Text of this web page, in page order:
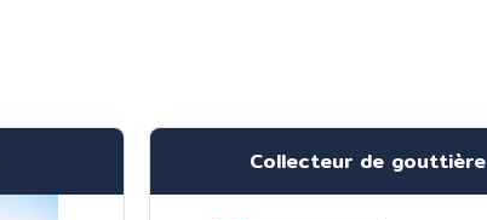
Collecteur de gouttière